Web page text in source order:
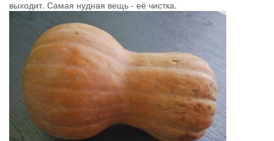
выходит. Самая нудная вещь - её чистка.